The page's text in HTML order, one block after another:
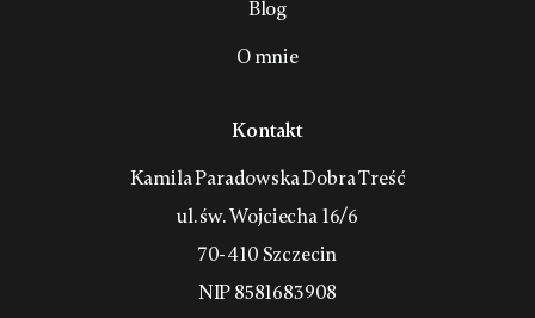
Blog
O mnie
Kontakt
Kamila Paradowska Dobra Treść
ul. św. Wojciecha 16/6
70-410 Szczecin
NIP 8581683908